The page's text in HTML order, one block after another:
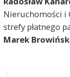
Nieruchomości i
strefy płatnego
Marek